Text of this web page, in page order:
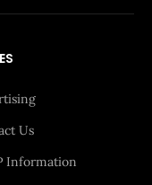
Us
Information